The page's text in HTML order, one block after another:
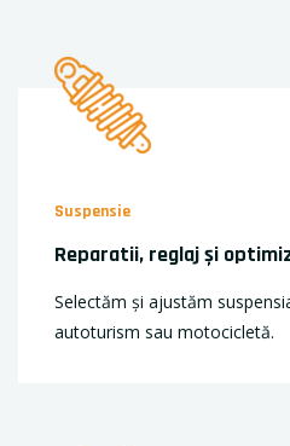
Suspensie
Reparatii, reglaj și
Selectăm și ajustăm
autoturism sau motocicletă.